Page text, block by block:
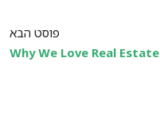
פוסט הבא
Why We Love Real Estate